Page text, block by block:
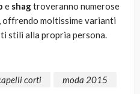
e shagtroveranno numerose
offrendo moltissime varianti
stili alla propria persona.
corti moda 2015